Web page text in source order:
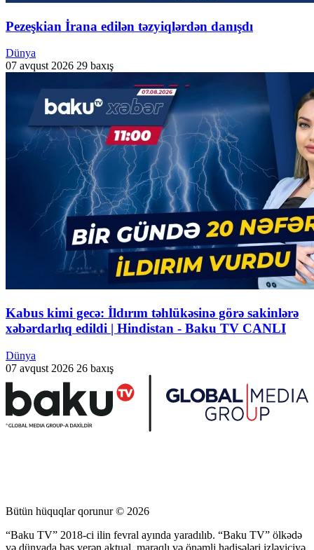
Pezeşkian İrana edilən təzyiqlərdən danışdı
Dünya
07 avqust 2026 29 baxış
Kabus kimi gecə: İldırım təhlükəsinə görə sakinlərə
xəbərdarlıq edildi | Hindistan - Baku TV CANLI
Dünya
07 avqust 2026 26 baxış
Bütün hüquqlar qorunur © 2026
“Baku TV” 2018-ci ilin fevral ayında yaradılıb. “Baku TV” ölkədə
və dünyada baş verən aktual, maraqlı və önəmli hadisələri izləyiciyə